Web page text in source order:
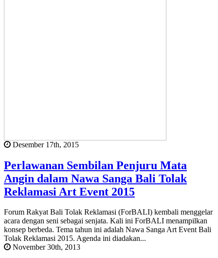
Desember 17th, 2015
Perlawanan Sembilan Penjuru Mata
Angin dalam Nawa Sanga Bali Tolak
Reklamasi Art Event 2015
Forum Rakyat Bali Tolak Reklamasi (ForBALI) kembali menggelar
acara dengan seni sebagai senjata. Kali ini ForBALI menampilkan
konsep berbeda. Tema tahun ini adalah Nawa Sanga Art Event Bali
Tolak Reklamasi 2015. Agenda ini diadakan...
November 30th, 2013